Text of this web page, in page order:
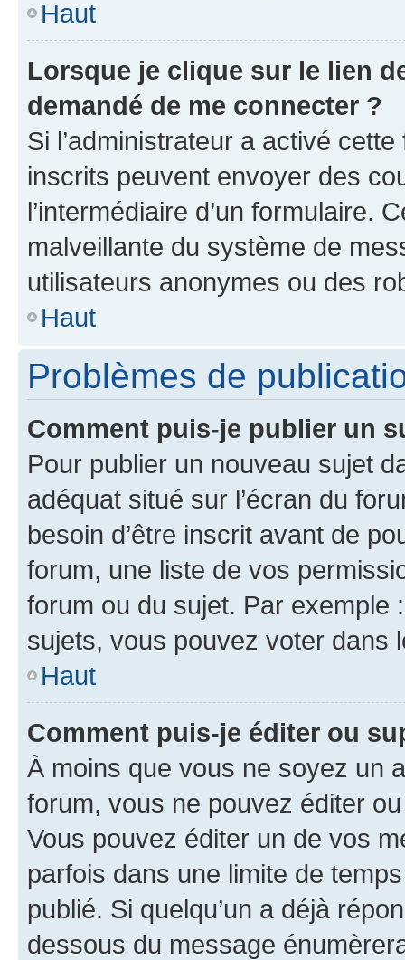
Haut
Lorsque je clique sur le lien
demandé de me connecter ?
Si l’administrateur a activé
inscrits peuvent envoyer des
l’intermédiaire d’un formulaire.
malveillante du système de
utilisateurs anonymes ou des
Haut
Problèmes de
Comment puis-je publier un
Pour publier un nouveau sujet
adéquat situé sur l’écran du
besoin d’être inscrit avant de
forum, une liste de vos
forum ou du sujet. Par exemple
sujets, vous pouvez voter dans
Haut
Comment puis-je éditer ou
À moins que vous ne soyez un
forum, vous ne pouvez éditer
Vous pouvez éditer un de vos
parfois dans une limite de
publié. Si quelqu’un a déjà
dessous du message